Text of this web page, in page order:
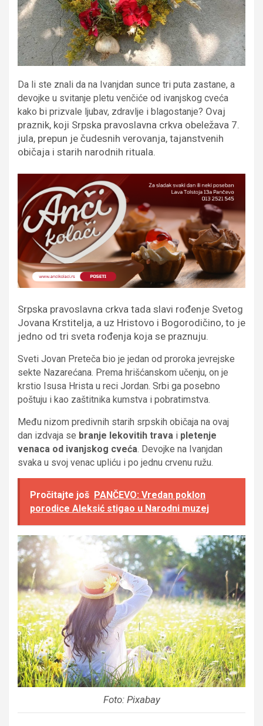
Da li ste znali da na Ivanjdan sunce tri puta zastane, a
devojke u svitanje pletu venčiće od ivanjskog cveća
kako bi prizvale ljubav, zdravlje i blagostanje? Ovaj
praznik, koji Srpska pravoslavna crkva obeležava 7.
jula, prepun je čudesnih verovanja, tajanstvenih
običaja i starih narodnih rituala.
Srpska pravoslavna crkva tada slavi rođenje Svetog
Jovana Krstitelja, a uz Hristovo i Bogorodičino, to je
jedno od tri sveta rođenja koja se praznuju.
Sveti Jovan Preteča bio je jedan od proroka jevrejske
sekte Nazarećana. Prema hrišćanskom učenju, on je
krstio Isusa Hrista u reci Jordan. Srbi ga posebno
poštuju i kao zaštitnika kumstva i pobratimstva.
Među nizom predivnih starih srpskih običaja na ovaj
dan izdvaja se branje lekovitih trava i pletenje
venaca od ivanjskog cveća. Devojke na Ivanjdan
svaka u svoj venac upliću i po jednu crvenu ružu.
Pročitajte još PANČEVO: Vredan poklon
porodice Aleksić stigao u Narodni muzej
Foto: Pixabay